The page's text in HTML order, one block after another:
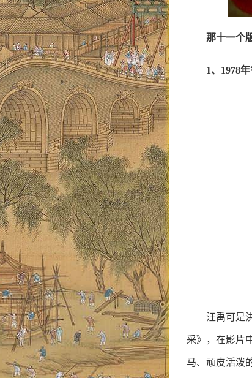
那十一个
1、1978
汪禹可是
采》，在影片
马、顽皮活泼